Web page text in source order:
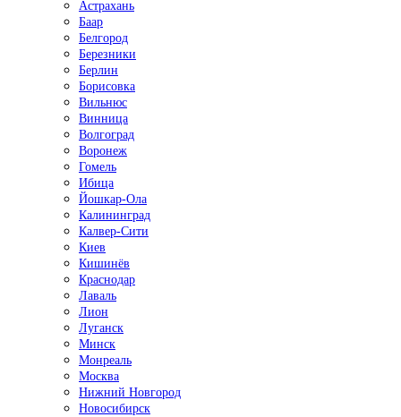
Астрахань
Баар
Белгород
Березники
Берлин
Борисовка
Вильнюс
Винница
Волгоград
Воронеж
Гомель
Ибица
Йошкар-Ола
Калининград
Калвер-Сити
Киев
Кишинёв
Краснодар
Лаваль
Лион
Луганск
Минск
Монреаль
Москва
Нижний Новгород
Новосибирск